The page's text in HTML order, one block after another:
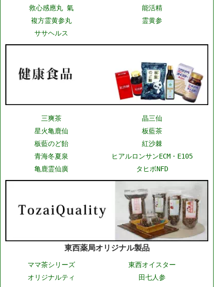
救心感應丸 氣
能活精
複方霊黄参丸
霊黄参
ササヘルス
三爽茶
晶三仙
星火亀鹿仙
板藍茶
板藍のど飴
紅沙棘
青海冬夏泉
ヒアルロンサンECM・E105
亀鹿霊仙廣
タヒボNFD
東西薬局オリジナル製品
ママ茶シリーズ
東西オイスター
オリジナルティ
田七人参